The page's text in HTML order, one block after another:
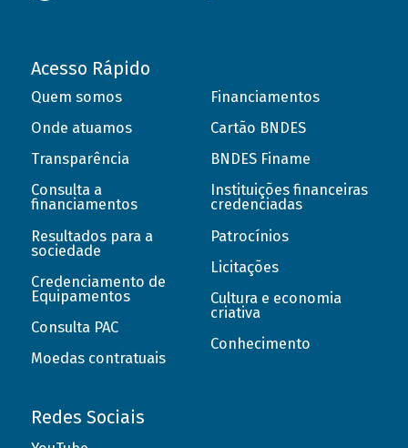
Acesso Rápido
Quem somos
Onde atuamos
Transparência
Consulta a
financiamentos
Resultados para a
sociedade
Credenciamento de
Equipamentos
Consulta PAC
Moedas contratuais
Financiamentos
Cartão BNDES
BNDES Finame
Instituições financeiras
credenciadas
Patrocínios
Licitações
Cultura e economia
criativa
Conhecimento
Redes Sociais